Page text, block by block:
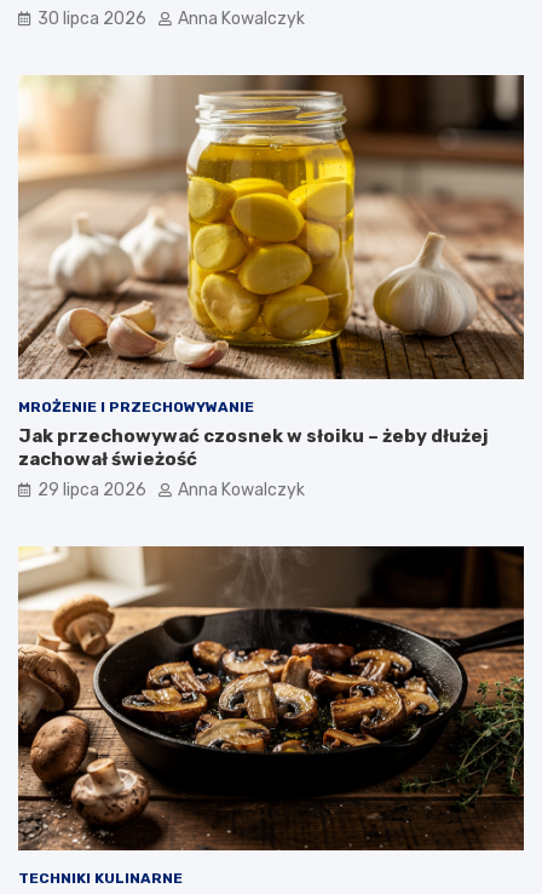
30 lipca 2026 Anna Kowalczyk
MROŻENIE I PRZECHOWYWANIE
Jak przechowywać czosnek w słoiku – żeby dłużej
zachował świeżość
29 lipca 2026 Anna Kowalczyk
TECHNIKI KULINARNE